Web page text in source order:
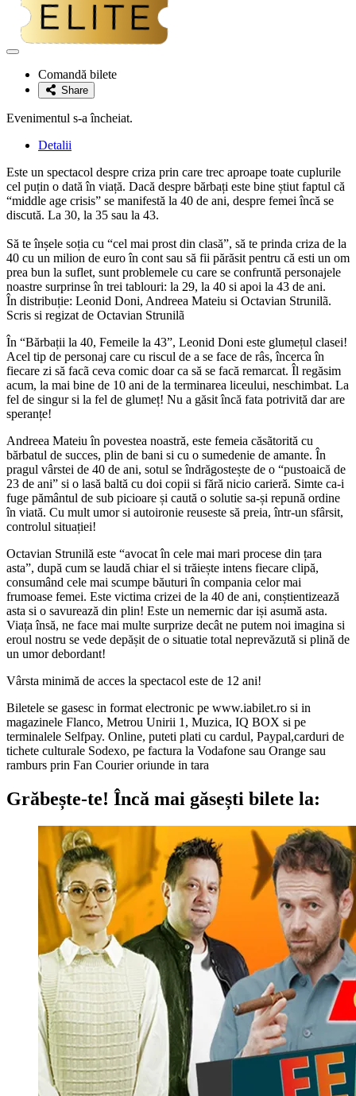
Adaugă
favoriteComandă bilete
Share
Evenimentul s-a încheiat.
Detalii
Este un spectacol despre criza prin care trec aproape toate cuplurile
cel puțin o dată în viață. Dacă despre bărbați este bine știut faptul că
“middle age crisis” se manifestă la 40 de ani, despre femei încă se
discută. La 30, la 35 sau la 43.
Să te înșele soția cu “cel mai prost din clasă”, să te prinda criza de la
40 cu un milion de euro în cont sau să fii părăsit pentru că esti un om
prea bun la suflet, sunt problemele cu care se confruntă personajele
noastre surprinse în trei tablouri: la 29, la 40 si apoi la 43 de ani.
În distribuție: Leonid Doni, Andreea Mateiu si Octavian Strunilã.
Scris si regizat de Octavian Strunilã
În “Bărbații la 40, Femeile la 43”, Leonid Doni este glumețul clasei!
Acel tip de personaj care cu riscul de a se face de râs, încerca în
fiecare zi să facã ceva comic doar ca să se facă remarcat. Îl regăsim
acum, la mai bine de 10 ani de la terminarea liceului, neschimbat. La
fel de singur si la fel de glumeț! Nu a găsit încă fata potrivită dar are
speranțe!
Andreea Mateiu în povestea noastră, este femeia căsãtorită cu
bărbatul de succes, plin de bani si cu o sumedenie de amante. În
pragul vârstei de 40 de ani, sotul se îndrăgostește de o “pustoaică de
23 de ani” si o lasă baltă cu doi copii si fără nicio carieră. Simte ca-i
fuge pământul de sub picioare și caută o solutie sa-și repună ordine
în viată. Cu mult umor si autoironie reuseste să preia, într-un sfârsit,
controlul situației!
Octavian Strunilă este “avocat în cele mai mari procese din țara
asta”, după cum se laudă chiar el si trăiește intens fiecare clipă,
consumând cele mai scumpe băuturi în compania celor mai
frumoase femei. Este victima crizei de la 40 de ani, conștientizează
asta si o savurează din plin! Este un nemernic dar iși asumă asta.
Viața însă, ne face mai multe surprize decât ne putem noi imagina si
eroul nostru se vede depășit de o situatie total neprevăzută si plină de
un umor debordant!
Vârsta minimă de acces la spectacol este de 12 ani!
Biletele se gasesc in format electronic pe www.iabilet.ro si in
magazinele Flanco, Metrou Unirii 1, Muzica, IQ BOX si pe
terminalele Selfpay. Online, puteti plati cu cardul, Paypal,carduri de
tichete culturale Sodexo, pe factura la Vodafone sau Orange sau
ramburs prin Fan Courier oriunde in tara
Grăbește-te! Încă mai găsești bilete la: